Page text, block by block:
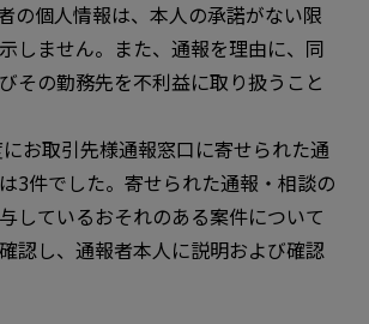
の個人情報は、本人の承諾がない限
しません。また、通報を理由に、同
その勤務先を不利益に取り扱うこと
お取引先様通報窓口に寄せられた通
3件でした。寄せられた通報・相談の
しているおそれのある案件について
認し、通報者本人に説明および確認